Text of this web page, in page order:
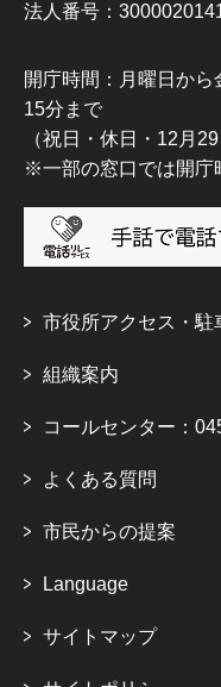
法人番号：
開庁時間：月曜日か
15分まで
（祝日・休日・12月
※一部の窓口では開庁
市役所アクセス・駐
組織案内
コールセンター：
よくある質問
市民からの提案
Language
サイトマップ